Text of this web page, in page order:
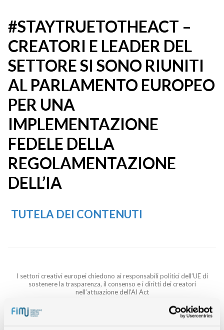
#STAYTRUETOTHEACT –
CREATORI E LEADER DEL
SETTORE SI SONO RIUNITI
AL PARLAMENTO EUROPEO
PER UNA
IMPLEMENTAZIONE
FEDELE DELLA
REGOLAMENTAZIONE
DELL’IA
TUTELA DEI CONTENUTI
I settori creativi europei chiedono ai responsabili politici dell’UE di
sostenere la trasparenza, il consenso e i diritti dei creatori
nell’attuazione dell’AI Act
Ieri sera, le voci delle industrie culturali e creative provenienti da tutta
Europa si sono riunite al Parlamento europeo con un messaggio